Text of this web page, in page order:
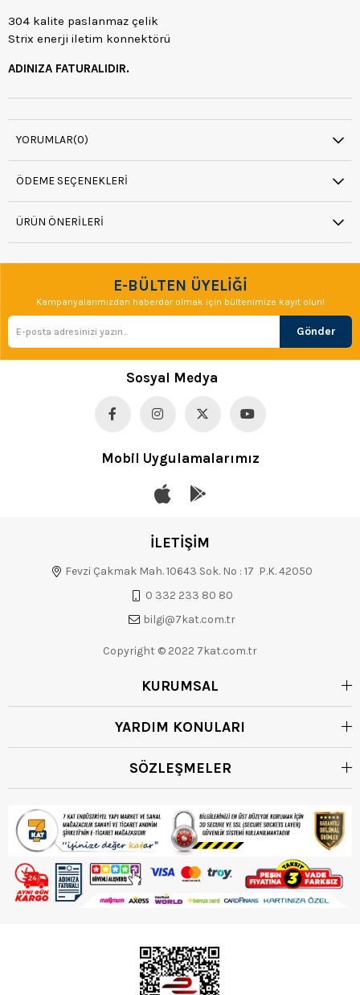
304 kalite paslanmaz çelik
Strix enerji iletim konnektörü
ADINIZA FATURALIDIR.
YORUMLAR(0)
ÖDEME SEÇENEKLERI
ÜRÜN ÖNERILERI
E-BÜLTEN ÜYELİĞİ
Kampanyalarımızdan haberdar olmak için bültenimize kayıt olun!
Gönder
Sosyal Medya
Mobil Uygulamalarımız
İLETİŞİM
Fevzi Çakmak Mah. 10643 Sok. No : 17 P.K. 42050
0 332 233 80 80
bilgi@7kat.com.tr
Copyright © 2022 7kat.com.tr
KURUMSAL
YARDIM KONULARI
SÖZLEŞMELER